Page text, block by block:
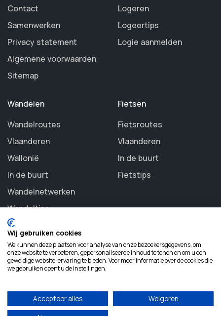
Contact
Samenwerken
Privacy statement
Algemene voorwaarden
Sitemap
Logeren
Logeertips
Logie aanmelden
Wandelen
Wandelroutes
Vlaanderen
Wallonië
In de buurt
Wandelnetwerken
Wandeltips
Fietsen
Fietsroutes
Vlaanderen
In de buurt
Fietstips
©2026 Routezoeker. All rights reserved.
Wij gebruiken cookies
We kunnen deze plaatsen voor analyse van onze bezoekersgegevens, om
onze website te verbeteren, gepersonaliseerde inhoud te tonen en om u een
geweldige website-ervaring te bieden. Voor meer informatie over de cookies die
we gebruiken opent u de instellingen.
Accepteer alles
Weigeren